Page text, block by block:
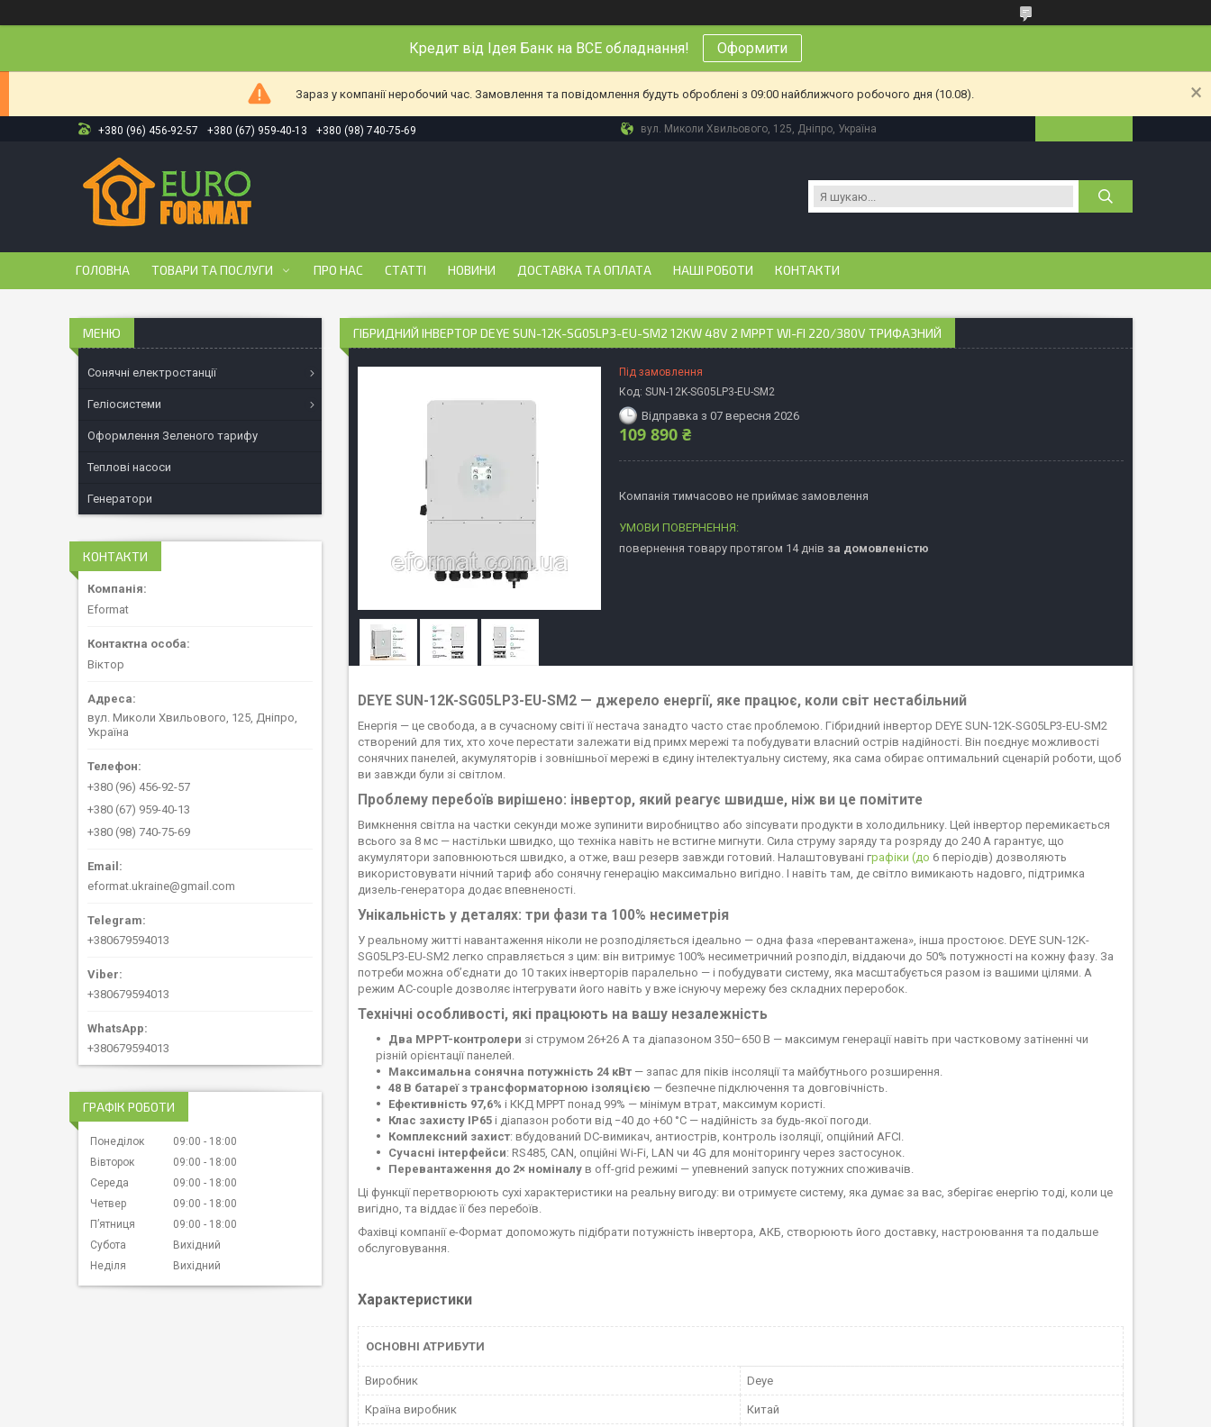
Кредит від Ідея Банк на ВСЕ обладнання! Оформити
Зараз у компанії неробочий час. Замовлення та повідомлення будуть оброблені з 09:00 найближчого робочого дня (10.08).
+380 (96) 456-92-57 +380 (67) 959-40-13 +380 (98) 740-75-69 вул. Миколи Хвильового, 125, Дніпро, Україна
ГОЛОВНА ТОВАРИ ТА ПОСЛУГИ ПРО НАС СТАТТІ НОВИНИ ДОСТАВКА ТА ОПЛАТА НАШІ РОБОТИ КОНТАКТИ
ГІБРИДНИЙ ІНВЕРТОР DEYE SUN-12K-SG05LP3-EU-SM2 12KW 48V 2 MPPT WI-FI 220/380V ТРИФАЗНИЙ
Під замовлення
Код: SUN-12K-SG05LP3-EU-SM2
Відправка з 07 вересня 2026
109 890 ₴
Компанія тимчасово не приймає замовлення
повернення товару протягом 14 днів за домовленістю
DEYE SUN-12K-SG05LP3-EU-SM2 — джерело енергії, яке працює, коли світ нестабільний
Енергія — це свобода, а в сучасному світі її нестача занадто часто стає проблемою. Гібридний інвертор DEYE SUN-12K-SG05LP3-EU-SM2
створений для тих, хто хоче перестати залежати від примх мережі та побудувати власний острів надійності. Він поєднує можливості
сонячних панелей, акумуляторів і зовнішньої мережі в єдину інтелектуальну систему, яка сама обирає оптимальний сценарій роботи, щоб
ви завжди були зі світлом.
Проблему перебоїв вирішено: інвертор, який реагує швидше, ніж ви це помітите
Вимкнення світла на частки секунди може зупинити виробництво або зіпсувати продукти в холодильнику. Цей інвертор перемикається
всього за 8 мс — настільки швидко, що техніка навіть не встигне мигнути. Сила струму заряду та розряду до 240 А гарантує, що
акумулятори заповнюються швидко, а отже, ваш резерв завжди готовий. Налаштовувані графіки (до 6 періодів) дозволяють
використовувати нічний тариф або сонячну генерацію максимально вигідно. І навіть там, де світло вимикають надовго, підтримка
дизель-генератора додає впевненості.
Унікальність у деталях: три фази та 100% несиметрія
У реальному житті навантаження ніколи не розподіляється ідеально — одна фаза «перевантажена», інша простоює. DEYE SUN-12K-
SG05LP3-EU-SM2 легко справляється з цим: він витримує 100% несиметричний розподіл, віддаючи до 50% потужності на кожну фазу. За
потреби можна об’єднати до 10 таких інверторів паралельно — і побудувати систему, яка масштабується разом із вашими цілями. А
режим AC-couple дозволяє інтегрувати його навіть у вже існуючу мережу без складних переробок.
Технічні особливості, які працюють на вашу незалежність
Два MPPT-контролери зі струмом 26+26 А та діапазоном 350–650 В — максимум генерації навіть при частковому затіненні чи
різній орієнтації панелей.
Максимальна сонячна потужність 24 кВт — запас для піків інсоляції та майбутнього розширення.
48 В батареї з трансформаторною ізоляцією — безпечне підключення та довговічність.
Ефективність 97,6% і ККД MPPT понад 99% — мінімум втрат, максимум користі.
Клас захисту IP65 і діапазон роботи від −40 до +60 °C — надійність за будь-якої погоди.
Комплексний захист: вбудований DC-вимикач, антиострів, контроль ізоляції, опційний AFCI.
Сучасні інтерфейси: RS485, CAN, опційні Wi-Fi, LAN чи 4G для моніторингу через застосунок.
Перевантаження до 2× номіналу в off-grid режимі — упевнений запуск потужних споживачів.
Ці функції перетворюють сухі характеристики на реальну вигоду: ви отримуєте систему, яка думає за вас, зберігає енергію тоді, коли це
вигідно, та віддає її без перебоїв.
Фахівці компанії е-Формат допоможуть підібрати потужність інвертора, АКБ, створюють його доставку, настроювання та подальше
обслуговування.
Характеристики
ОСНОВНІ АТРИБУТИ
Виробник Deye
Країна виробник Китай
Сонячні електростанції
Геліосистеми
Оформлення Зеленого тарифу
Теплові насоси
Генератори
КОНТАКТИ
Eformat
Віктор
вул. Миколи Хвильового, 125, Дніпро,
Україна
+380 (96) 456-92-57
+380 (67) 959-40-13
+380 (98) 740-75-69
eformat.ukraine@gmail.com
+380679594013
+380679594013
+380679594013
ГРАФІК РОБОТИ
Понеділок 09:00
18:00
Вівторок
09:00
18:00
Середа
09:00
18:00
Четвер
09:00
18:00
Пʼятниця
09:00
18:00
Субота
Вихідний
Неділя
Вихідний